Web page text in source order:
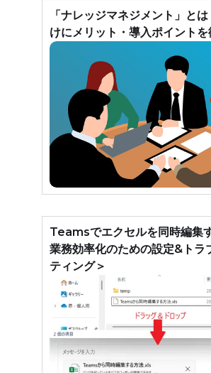
「ナレッジマネジメント」と
けにメリット・導入ポイントを
Teamsでエクセルを同時編集
業務効率化のための設定&トラ
ティング＞